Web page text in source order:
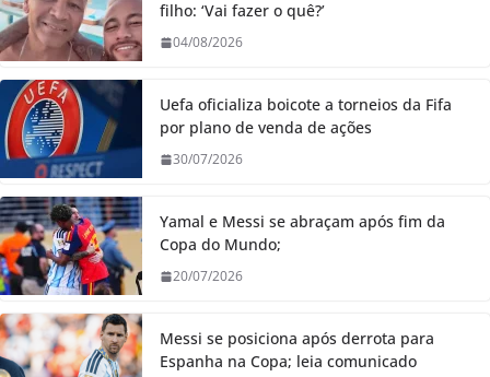
filho: ‘Vai fazer o quê?’
04/08/2026
Uefa oficializa boicote a torneios da Fifa
por plano de venda de ações
30/07/2026
Yamal e Messi se abraçam após fim da
Copa do Mundo;
20/07/2026
Messi se posiciona após derrota para
Espanha na Copa; leia comunicado